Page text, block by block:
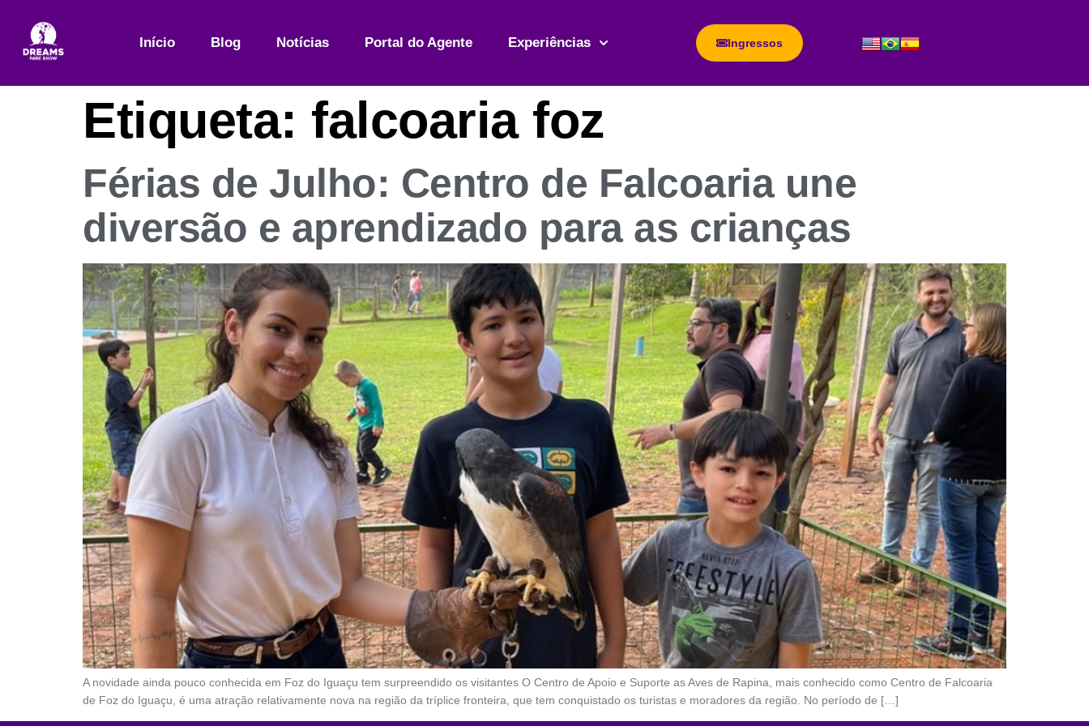
Início Blog Notícias Portal do Agente Experiências Ingressos
Etiqueta: falcoaria foz
Férias de Julho: Centro de Falcoaria une
diversão e aprendizado para as crianças
A novidade ainda pouco conhecida em Foz do Iguaçu tem surpreendido os visitantes O Centro de Apoio e Suporte as Aves de Rapina, mais conhecido como Centro de Falcoaria
de Foz do Iguaçu, é uma atração relativamente nova na região da tríplice fronteira, que tem conquistado os turistas e moradores da região. No período de […]